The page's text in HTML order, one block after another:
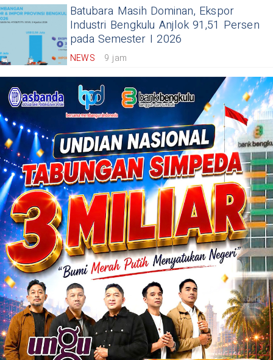
Batubara Masih Dominan, Ekspor
Industri Bengkulu Anjlok 91,51 Persen
pada Semester I 2026
NEWS 9 jam